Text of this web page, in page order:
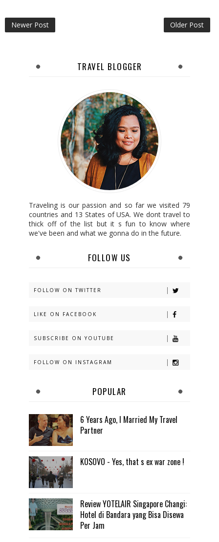
Newer Post Older Post
TRAVEL BLOGGER
Traveling is our passion and so far we visited 79
countries and 13 States of USA. We dont travel to
thick off of the list but it s fun to know where
we've been and what we gonna do in the future.
FOLLOW US
FOLLOW ON TWITTER
LIKE ON FACEBOOK
SUBSCRIBE ON YOUTUBE
FOLLOW ON INSTAGRAM
POPULAR
6 Years Ago, I Married My Travel
Partner
KOSOVO - Yes, that s ex war zone !
Review YOTELAIR Singapore Changi:
Hotel di Bandara yang Bisa Disewa
Per Jam